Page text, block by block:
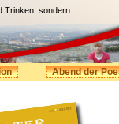
Trinken, sondern
Abend der